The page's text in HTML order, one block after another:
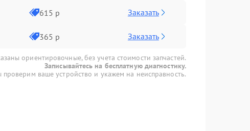
615 р Заказать
365 р Заказать
ориентировочные, без учета стоимости запчастей.
Записывайтесь на бесплатную диагностику.
ваше устройство и укажем на неисправность.